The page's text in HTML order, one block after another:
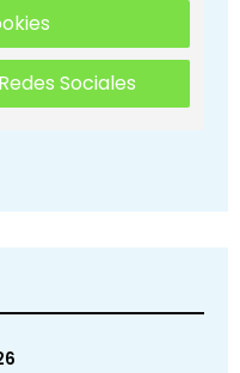
Sociales